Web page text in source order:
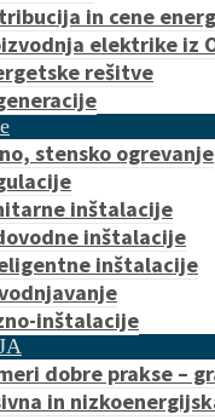
in cene
elektrike iz
rešitve
stensko ogrevanje
inštalacije
inštalacije
inštalacije
inštalacije
dobre prakse –
in